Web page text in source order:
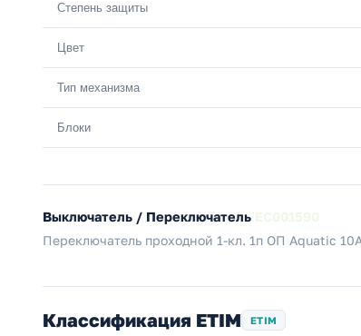
Степень защиты
Цвет
Тип механизма
Блоки
Выключатель / Переключатель
Переключатель проходной 1-кл. 1п ОП Aquatic
Классификация ETIM ETIM